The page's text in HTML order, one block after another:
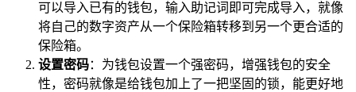
可以导入已有的钱包，输入助记词即可完成导入，就像
将自己的数字资产从一个保险箱转移到另一个更合适的
保险箱。
设置密码：为钱包设置一个强密码，增强钱包的安全
性，密码就像是给钱包加上了一把坚固的锁，能更好地